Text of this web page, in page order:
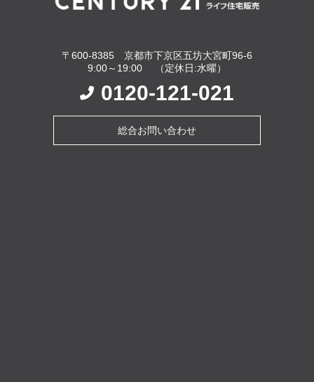
〒600-8385 京都市下京区五坊大宮町96-6
9:00～19:00 （定休日:水曜）
0120-121-021
総合お問い合わせ